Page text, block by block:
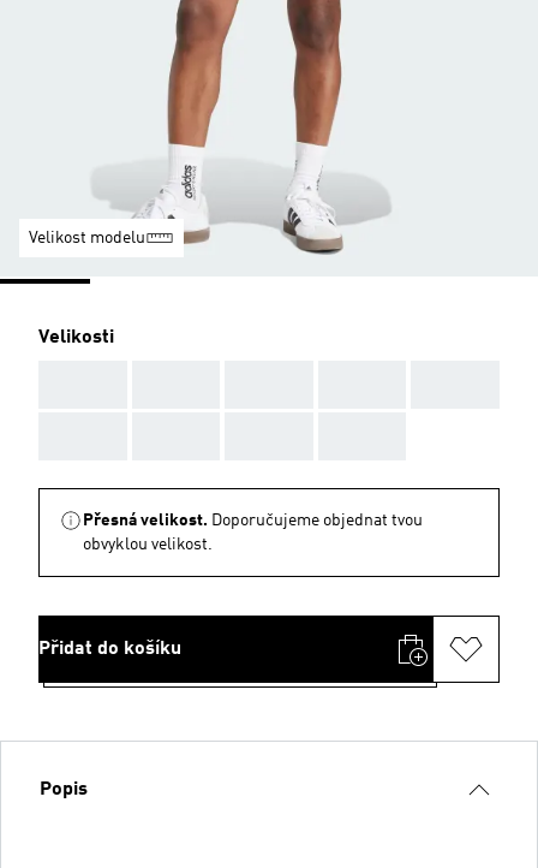
Velikost modelu
Velikosti
Přesná velikost. Doporučujeme objednat tvou
obvyklou velikost.
Přidat do košíku
Popis